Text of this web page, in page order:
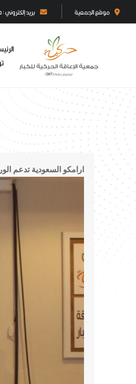
موقع الجمعية بريد إلكتروني : harakia@harakia.org.sa
ارامكو السعودية تدعم